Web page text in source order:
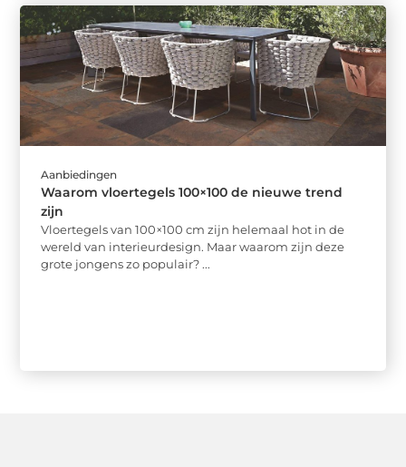
Aanbiedingen
Waarom vloertegels 100×100 de nieuwe trend
zijn
Vloertegels van 100×100 cm zijn helemaal hot in de
wereld van interieurdesign. Maar waarom zijn deze
grote jongens zo populair? ...